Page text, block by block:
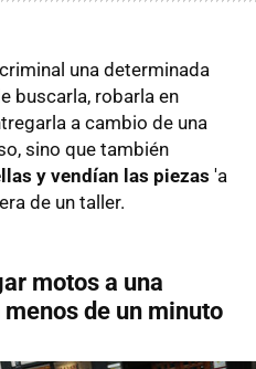
una determinada
buscarla, robarla en
a cambio de una
sino que también
y vendían las piezas 'a
de un taller.
motos a una
de un minuto